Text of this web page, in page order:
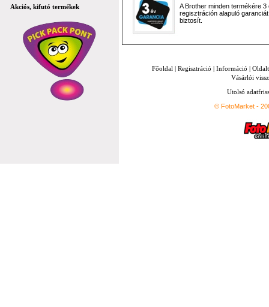
Akciós, kifutó termékek
A Brother minden termékére 3
regisztráción alapuló garanciát
biztosít.
Főoldal | Regisztráció | Információ |
Vásárlói
Utolsó
© FotoMarket -